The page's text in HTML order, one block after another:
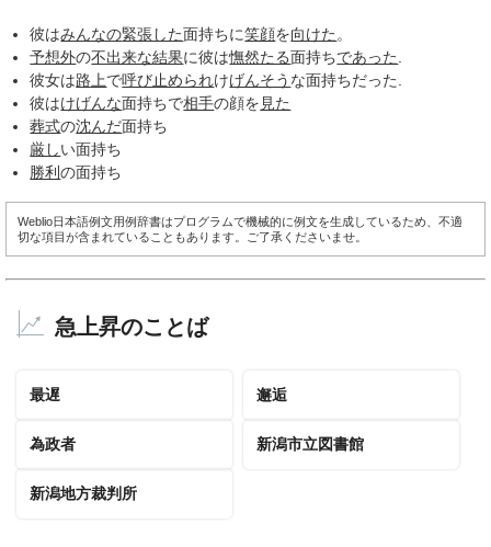
彼はみんなの緊張した面持ちに笑顔を向けた 。
予想外の不出来な結果に彼は憮然たる面持ちであった
彼女は路上で呼び止められけげんそう な面持ちだった.
彼はけげんな面持ちで相手の顔を 見た
葬式の沈んだ面持ち
厳しい面持ち
勝利の面持ち
Weblio日本語例文用例辞書はプログラムで機械的に例文を生成しているため、不適
切な項目が含まれていることもあります。ご了承くださいませ。
急上昇のことば
最遅 邂逅
為政者 新潟市立図書館
新潟地方裁判所